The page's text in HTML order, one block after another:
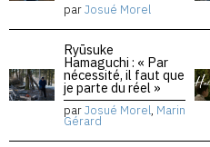
parJosué Morel
Ryūsuke
Hamaguchi : « Par
nécessité, il faut que
je parte du réel »
parJosué Morel, Marin
Gérard